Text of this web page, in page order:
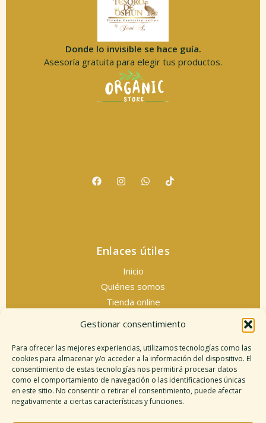
Gestionar consentimiento
Para ofrecer las mejores experiencias, utilizamos tecnologías como las
cookies para almacenar y/o acceder a la información del dispositivo. El
consentimiento de estas tecnologías nos permitirá procesar datos
como el comportamiento de navegación o las identificaciones únicas
en este sitio. No consentir o retirar el consentimiento, puede afectar
negativamente a ciertas características y funciones.
Donde lo invisible se hace guía.
Asesoría gratuita para elegir tus productos.
Enlaces útiles
Inicio
Quiénes somos
Tienda online
Información legal